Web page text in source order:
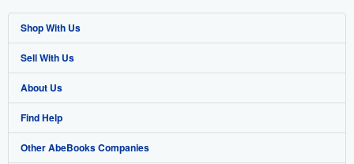
Shop With Us
Advanced Search
Browse Collections
My Account
My Orders
Sell With Us
Start Selling
Join Our Affiliate Program
Book Buyback
About Us
About AbeBooks
Media
Find Help
Help
Other AbeBooks Companies